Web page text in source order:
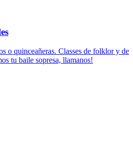
o quinceañeras. Classes de folklor y de
tu baile sopresa, llamanos!